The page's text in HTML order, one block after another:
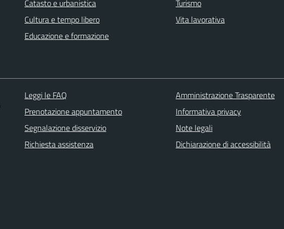
Catasto e urbanistica
Cultura e tempo libero
Educazione e formazione
Turismo
Vita lavorativa
Leggi le FAQ
Prenotazione appuntamento
Segnalazione disservizio
Richiesta assistenza
Amministrazione Trasparente
Informativa privacy
Note legali
Dichiarazione di accessibilità